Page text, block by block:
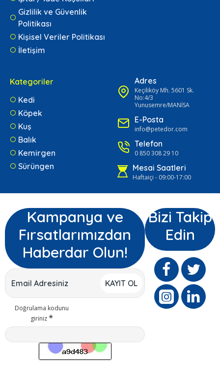
Gizlilik ve Güvenlik
Politikası
Kişisel Veriler Politikası
İletişim
Kategoriler
Kedi
Köpek
Kuş
Balık
Kemirgen
Sürüngen
Adres
Keçiliköy Mh. 5601 Sk.
No:4/3
Yunusemre/MANİSA
E-Posta
info@petedor.com
Telefon
0 850 308 29 10
Mesai Saatleri
Haftaiçi - 09:00-17:00
Kampanya ve
Fırsatlarımızdan
Haberdar Olun!
KAYIT OL
Doğrulama kodunu
giriniz
Bizi Takip
Edin